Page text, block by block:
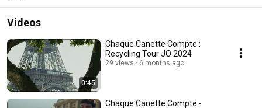
Videos
0:45
Chaque Canette Compte :
Recycling Tour JO 2024
29 views 6 months ago
Chaque Canette Compte -